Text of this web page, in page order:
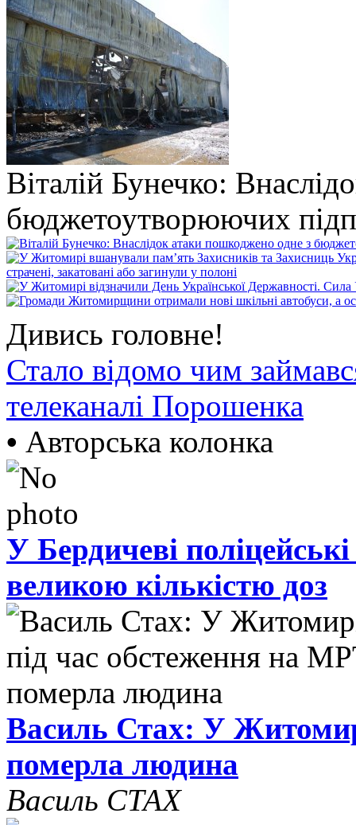
Віталій Бунечко:
бюджетоутворюючих
Дивись головне!
Стало відомо чим
телеканалі Порошенка
• Авторська колонка
У Бердичеві
великою кількістю доз
Василь Стах: У
померла людина
Василь СТАХ